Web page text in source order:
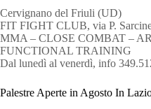
Cervignano del Friuli (UD)
FIT FIGHT CLUB, via P.
MMA – CLOSE COMBAT –
FUNCTIONAL TRAINING
Dal lunedì al venerdì, info
Palestre Aperte in Agosto In